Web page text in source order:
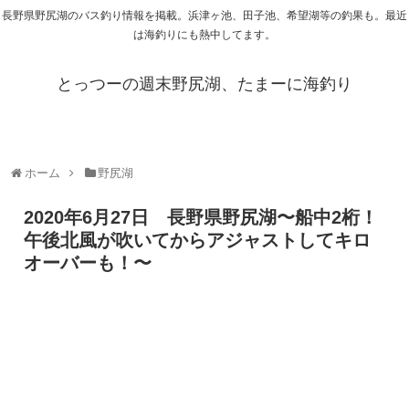
長野県野尻湖のバス釣り情報を掲載。浜津ヶ池、田子池、希望湖等の釣果も。最近
は海釣りにも熱中してます。
とっつーの週末野尻湖、たまーに海釣り
ホーム 野尻湖
2020年6月27日 長野県野尻湖〜船中2桁！
午後北風が吹いてからアジャストしてキロ
オーバーも！〜